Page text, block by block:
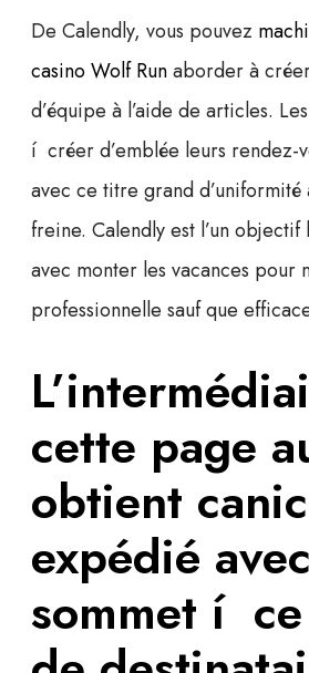
De Calendly, vous pouvez
casino Wolf Runaborder à
d’équipe à l’aide de articles.
í créer d’emblée leurs rendez-
avec ce titre grand d’uniformité
freine. Calendly est l’un
avec monter les vacances pour
professionnelle sauf que
cette page
obtient
expédié avec
sommet í